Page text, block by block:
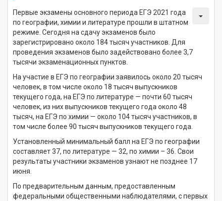
Первые экзамены основного периода ЕГЭ 2021 года
по географии, химии и литературе прошли в штатном
режиме. Сегодня на сдачу экзаменов было
зарегистрировано около 184 тысяч участников. Для
проведения экзаменов было задействовано более 3,7
тысячи экзаменационных пунктов.
На участие в ЕГЭ по географии заявилось около 20 тысяч
человек, в том числе около 18 тысяч выпускников
текущего года, на ЕГЭ по литературе — почти 60 тысяч
человек, из них выпускников текущего года около 48
тысяч, на ЕГЭ по химии — около 104 тысяч участников, в
том числе более 90 тысяч выпускников текущего года.
Установленный минимальный балл на ЕГЭ по географии
составляет 37, по литературе — 32, по химии – 36. Свои
результаты участники экзаменов узнают не позднее 17
июня.
По предварительным данным, предоставленным
федеральными общественными наблюдателями, с первых